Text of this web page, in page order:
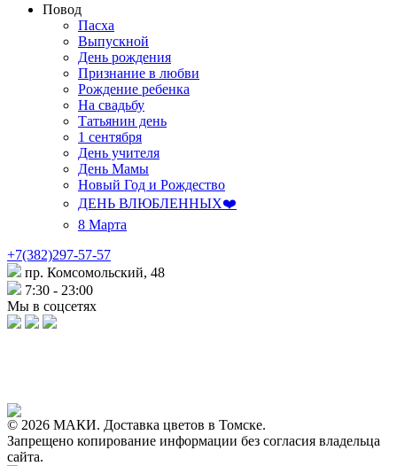
Повод
Пасха
Выпускной
День рождения
Признание в любви
Рождение ребенка
На свадьбу
Татьянин день
1 сентября
День учителя
День Мамы
Новый Год и Рождество
ДЕНЬ ВЛЮБЛЕННЫХ❤️
8 Марта
+7(382)297-57-57
пр. Комсомольский, 48
7:30 - 23:00
Мы в соцсетях
© 2026 МАКИ. Доставка цветов в Томске.
Запрещено копирование информации без согласия владельца
сайта.